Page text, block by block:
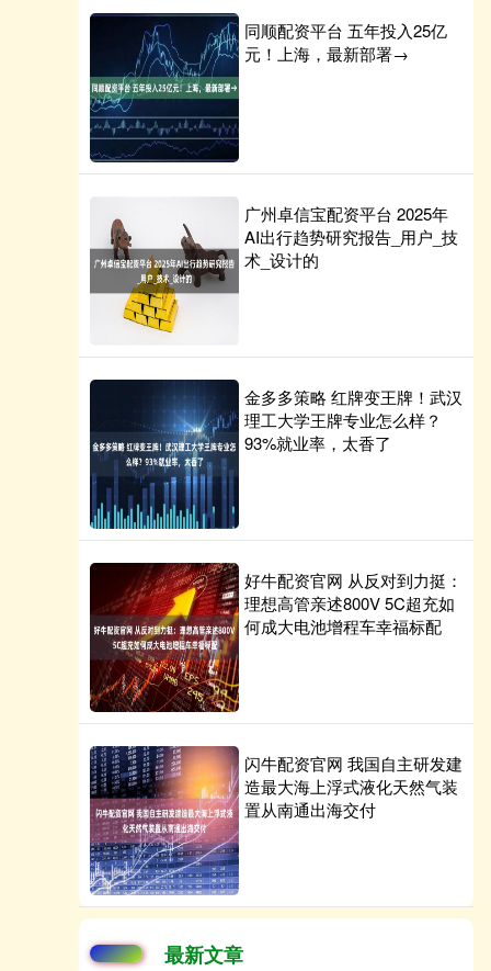
同顺配资平台 五年投入25亿
元！上海，最新部署→
广州卓信宝配资平台 2025年
AI出行趋势研究报告_用户_技
术_设计的
金多多策略 红牌变王牌！武汉
理工大学王牌专业怎么样？
93%就业率，太香了
好牛配资官网 从反对到力挺：
理想高管亲述800V 5C超充如
何成大电池增程车幸福标配
闪牛配资官网 我国自主研发建
造最大海上浮式液化天然气装
置从南通出海交付
最新文章